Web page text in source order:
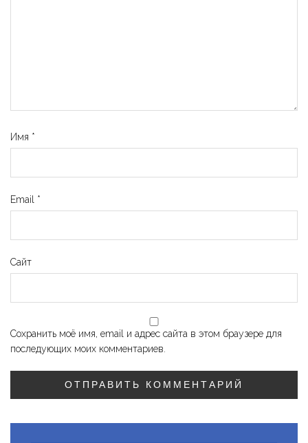
Имя *
Email *
Сайт
Сохранить моё имя, email и адрес сайта в этом браузере для
последующих моих комментариев.